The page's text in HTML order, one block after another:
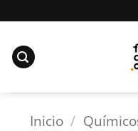
al
contenido
Inicio /